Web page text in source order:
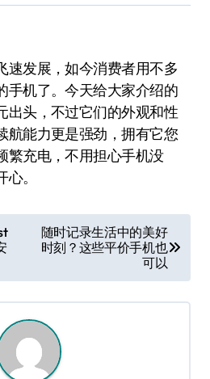
发展，如今消费者用不多
手机了。今天给大家介绍的
出头，不过它们的外观和性
航能力更是强劲，拥有它您
繁充电，不用担心手机没
。
随时记录生活中的美好
时刻？这些平价手机也
可以